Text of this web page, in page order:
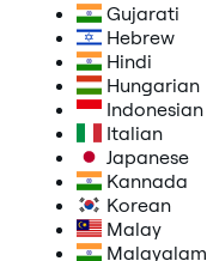
Gujarati
Hebrew
Hindi
Hungarian
Indonesian
Italian
Japanese
Kannada
Korean
Malay
Malayalam